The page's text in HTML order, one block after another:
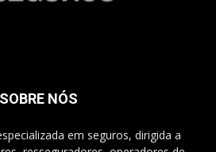
SOBRE NÓS
em seguros, dirigida a